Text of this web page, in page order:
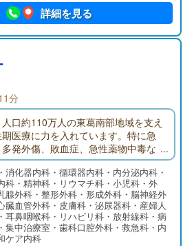
詳細を見る
分
口約110万人の東葛南部地域を支え
医療に力を入れています。特に急
発外傷、敗血症、急性薬物中毒な
に対応し、その後の集中治療まで
るのが特徴です。質が高く密度の
は急性期リハビリ、回復期・療養型
けて患者さんが切れ目なく円滑に移
ます。
消化器内科・循環器内科・内分泌内科・
科・精神科・リウマチ科・小児科・外
腺外科・整形外科・形成外科・脳神経外
臓血管外科・皮膚科・泌尿器科・産婦人
耳鼻咽喉科・リハビリ科・放射線科・病
集中治療室・歯科口腔外科・救急科・内
ケア内科